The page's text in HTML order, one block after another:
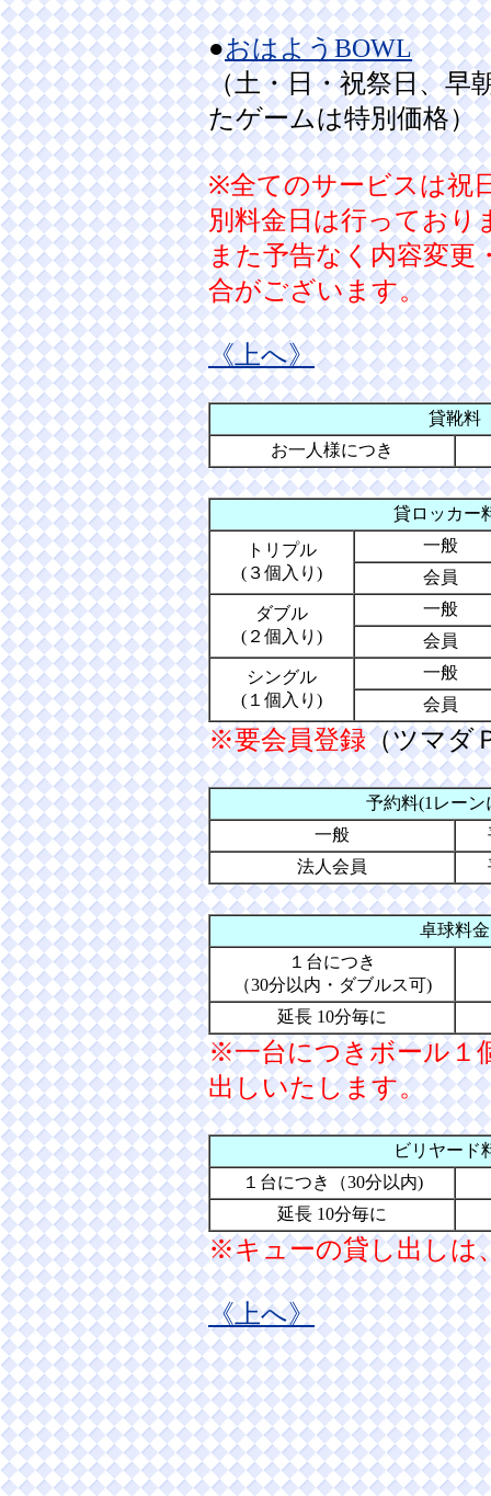
●おはようBOWL
（土・日・祝祭日、早
たゲームは特別価格）
※全てのサービスは祝
別料金日は行っており
また予告なく内容変更
合がございます。
《上へ》
貸靴料
お一人様につき
貸ロッカー
トリプル
(３個入り)
一般
会員
ダブル
(２個入り)
一般
会員
シングル
(１個入り)
一般
会員
※要会員登録（ツマダ
予約料(1レーン
一般
法人会員
卓球料金
１台につき
（30分以内・ダブルス可)
延長 10分毎に
※一台につきボール１
出しいたします。
ビリヤード
１台につき（30分以内)
延長 10分毎に
※キューの貸し出しは
《上へ》